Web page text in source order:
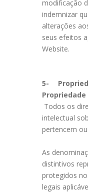
modificação
indemnizar
alterações
seus efeitos
Website.
5-
Todos os
intelectual
pertencem
As
distintivos
protegidos
legais